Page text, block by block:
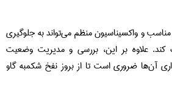
و واکسیناسیون منظم می‌تواند به جلوگیری
علاوه بر این، بررسی و مدیریت وضعیت
آن‌ها ضروری است تا از بروز نفخ شکمبه گاو